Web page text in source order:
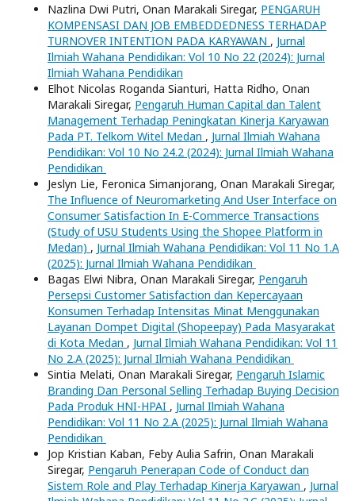
Nazlina Dwi Putri, Onan Marakali Siregar, PENGARUH
KOMPENSASI DAN JOB EMBEDDEDNESS TERHADAP
TURNOVER INTENTION PADA KARYAWAN , Jurnal
Ilmiah Wahana Pendidikan: Vol 10 No 22 (2024): Jurnal
Ilmiah Wahana Pendidikan
Elhot Nicolas Roganda Sianturi, Hatta Ridho, Onan
Marakali Siregar, Pengaruh Human Capital dan Talent
Management Terhadap Peningkatan Kinerja Karyawan
Pada PT. Telkom Witel Medan , Jurnal Ilmiah Wahana
Pendidikan: Vol 10 No 24.2 (2024): Jurnal Ilmiah Wahana
Pendidikan
Jeslyn Lie, Feronica Simanjorang, Onan Marakali Siregar,
The Influence of Neuromarketing And User Interface on
Consumer Satisfaction In E-Commerce Transactions
(Study of USU Students Using the Shopee Platform in
Medan) , Jurnal Ilmiah Wahana Pendidikan: Vol 11 No 1.A
(2025): Jurnal Ilmiah Wahana Pendidikan
Bagas Elwi Nibra, Onan Marakali Siregar, Pengaruh
Persepsi Customer Satisfaction dan Kepercayaan
Konsumen Terhadap Intensitas Minat Menggunakan
Layanan Dompet Digital (Shopeepay) Pada Masyarakat
di Kota Medan , Jurnal Ilmiah Wahana Pendidikan: Vol 11
No 2.A (2025): Jurnal Ilmiah Wahana Pendidikan
Sintia Melati, Onan Marakali Siregar, Pengaruh Islamic
Branding Dan Personal Selling Terhadap Buying Decision
Pada Produk HNI-HPAI , Jurnal Ilmiah Wahana
Pendidikan: Vol 11 No 2.A (2025): Jurnal Ilmiah Wahana
Pendidikan
Jop Kristian Kaban, Feby Aulia Safrin, Onan Marakali
Siregar, Pengaruh Penerapan Code of Conduct dan
Sistem Role and Play Terhadap Kinerja Karyawan , Jurnal